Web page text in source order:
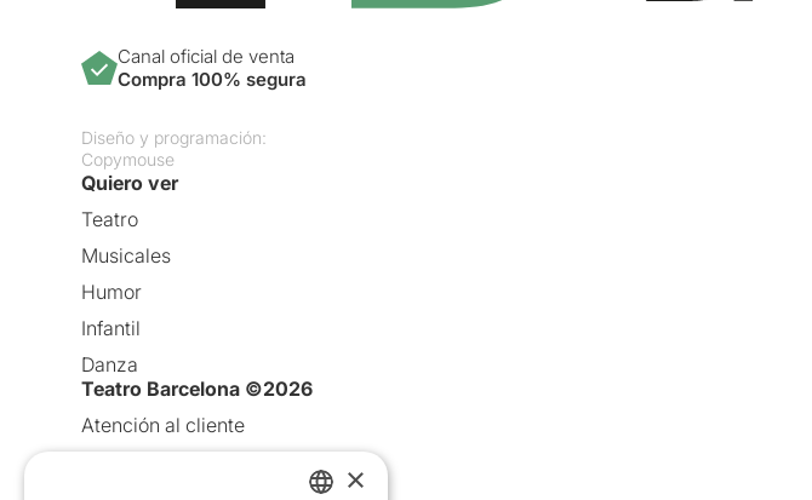
Canal oficial de venta
Compra 100% segura
Diseño y programación:
Copymouse
Quiero ver
Teatro
Musicales
Humor
Infantil
Danza
Teatro Barcelona ©2026
Atención al cliente
×